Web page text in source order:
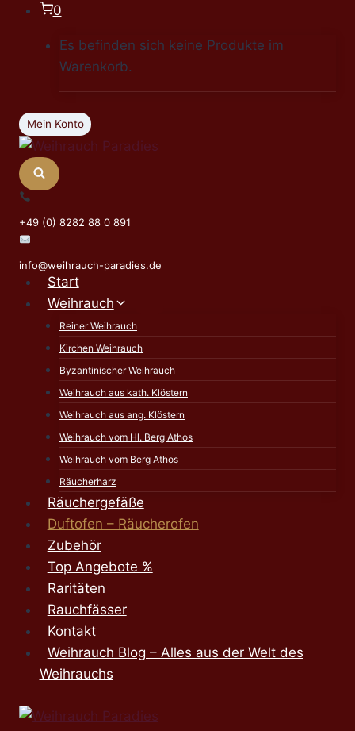
Zum
springen
0
Es befinden sich keine Produkte im
Warenkorb.
Mein Konto
+49 (0) 8282 88 0 891
info@weihrauch-paradies.de
Start
Weihrauch
Reiner Weihrauch
Kirchen Weihrauch
Byzantinischer Weihrauch
Weihrauch aus kath. Klöstern
Weihrauch aus ang. Klöstern
Weihrauch vom Hl. Berg Athos
Weihrauch vom Berg Athos
Räucherharz
Räuchergefäße
Duftofen – Räucherofen
Zubehör
Top Angebote %
Raritäten
Rauchfässer
Kontakt
Weihrauch Blog – Alles aus der Welt des
Weihrauchs